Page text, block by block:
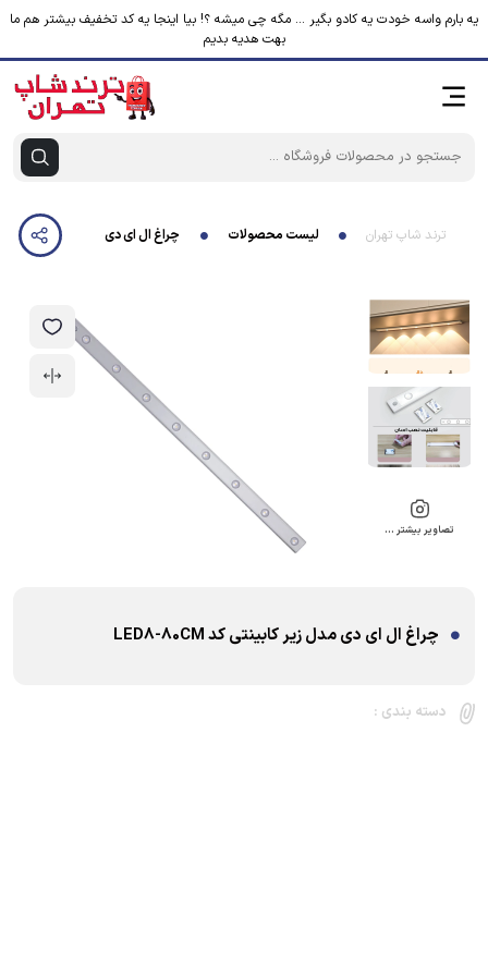
یه بارم واسه خودت یه کادو بگیر ... مگه چی میشه ؟! بیا اینجا یه کد تخفیف بیشتر هم ما
بهت هدیه بدیم
ترند شاپ تهران لیست محصولات چراغ ال ای دی مدل زیر کابینتی کد LED8-80CM
تصاویر بیشتر …
چراغ ال ای دی مدل زیر کابینتی کد LED8-80CM
دسته بندی :